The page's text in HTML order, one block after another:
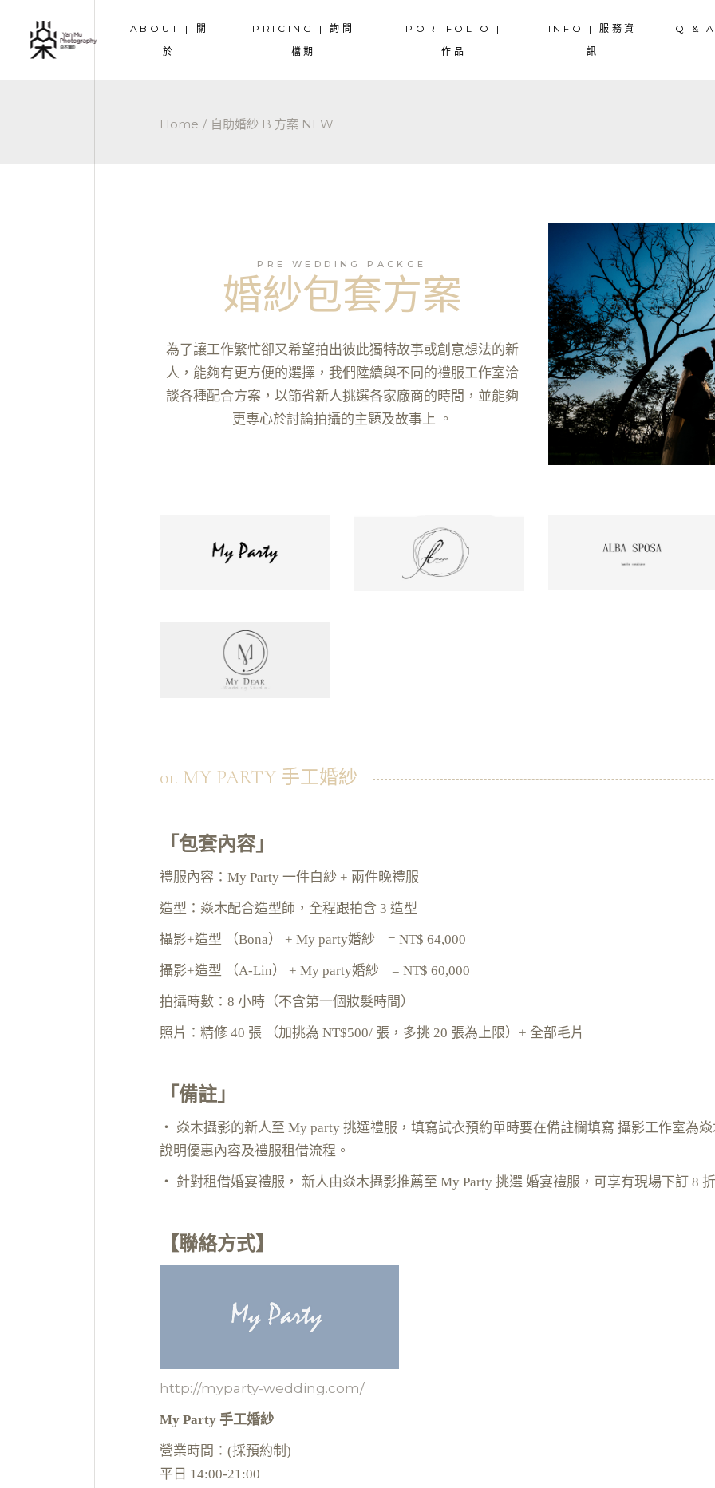
ABOUT | 關
於
PRICING | 詢問
檔期
FAMILY | 家庭寫真
PORTFOLIO |
作品
DRAWLOTS | 抓周寫真
FAMILY | 家庭寫真
SNAPSHOT | 隨拍
INFO | 服務資
訊
MATERNITY | 孕婦寫真
FAMILY | 家庭寫真
Q &
TEAM | 團隊成員 COUPLE | 情侶寫真
WEDDING | 婚禮紀錄
COUPLES | 情侶寫真
SNAPSHOT | 隨拍
COUPLE | 情侶寫真
Home 自助婚紗 B 方案 NEW
PRE WEDDING PACKGE
婚紗包套方案
為了讓工作繁忙卻又希望拍出彼此獨特故事或創意想法的新
人，能夠有更方便的選擇，我們陸續與不同的禮服工作室洽
談各種配合方案，以節省新人挑選各家廠商的時間，並能夠
更專心於討論拍攝的主題及故事上 。
01. MY PARTY 手工婚紗
「包套內容」
禮服內容：My Party 一件白紗 + 兩件晚禮服
造型：焱木配合造型師，全程跟拍含 3 造型
攝影+造型 （Bona） + My party婚紗 = NT$ 64,000
攝影+造型 （A-Lin） + My party婚紗 = NT$ 60,000
拍攝時數：8 小時（不含第一個妝髮時間）
照片：精修 40 張 （加挑為 NT$500/ 張，多挑 20 張為上限）+ 全部毛片
「備註」
‧ 焱木攝影的新人至 My party 挑選禮服，填寫試衣預約單時要在備註欄填寫 攝影工作室為
說明優惠內容及禮服租借流程。
‧ 針對租借婚宴禮服， 新人由焱木攝影推薦至 My Party 挑選 婚宴禮服，可享有現場下訂 8
【聯絡方式】
http://myparty-wedding.com/
My Party 手工婚紗
營業時間：(採預約制)
平日 14:00-21:00